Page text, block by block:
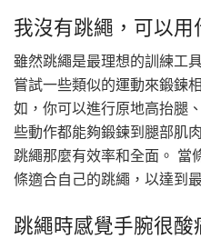
我沒有跳繩，可以用
雖然跳繩是最理想的訓練工
嘗試一些類似的運動來鍛鍊
如，你可以進行原地高抬腿
些動作都能夠鍛鍊到腿部肌
跳繩那麼有效率和全面。 當
條適合自己的跳繩，以達到
跳繩時感覺手腕很酸